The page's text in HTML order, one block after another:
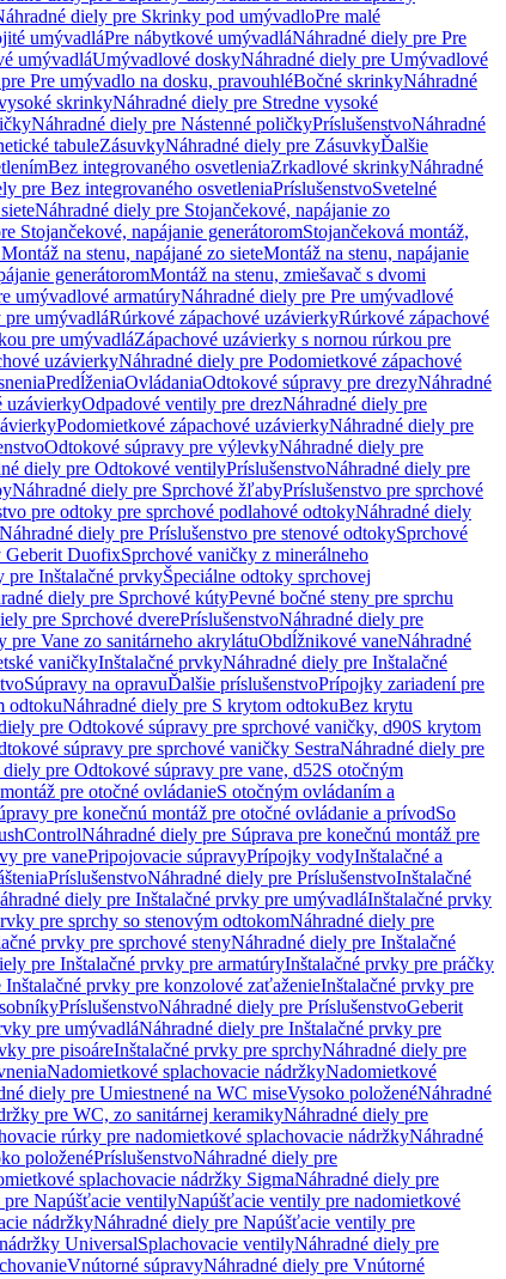
diely pre Skrinky pod umývadloPre malé
umývadláPre nábytkové umývadláNáhradné diely pre Pre
umývadláUmývadlové doskyNáhradné diely pre Umývadlové
Pre umývadlo na dosku, pravouhléBočné skrinkyNáhradné
skrinkyNáhradné diely pre Stredne vysoké
Náhradné diely pre Nástenné poličkyPríslušenstvoNáhradné
tabuleZásuvkyNáhradné diely pre ZásuvkyĎalšie
Bez integrovaného osvetleniaZrkadlové skrinkyNáhradné
pre Bez integrovaného osvetleniaPríslušenstvoSvetelné
Náhradné diely pre Stojančekové, napájanie zo
Stojančekové, napájanie generátoromStojančeková montáž,
na stenu, napájané zo sieteMontáž na stenu, napájanie
generátoromMontáž na stenu, zmiešavač s dvomi
umývadlové armatúryNáhradné diely pre Pre umývadlové
umývadláRúrkové zápachové uzávierkyRúrkové zápachové
pre umývadláZápachové uzávierky s nornou rúrkou pre
uzávierkyNáhradné diely pre Podomietkové zápachové
PredĺženiaOvládaniaOdtokové súpravy pre drezyNáhradné
uzávierkyOdpadové ventily pre drezNáhradné diely pre
Podomietkové zápachové uzávierkyNáhradné diely pre
Odtokové súpravy pre výlevkyNáhradné diely pre
diely pre Odtokové ventilyPríslušenstvoNáhradné diely pre
Náhradné diely pre Sprchové žľabyPríslušenstvo pre sprchové
pre odtoky pre sprchové podlahové odtokyNáhradné diely
Náhradné diely pre Príslušenstvo pre stenové odtokySprchové
Geberit DuofixSprchové vaničky z minerálneho
pre Inštalačné prvkyŠpeciálne odtoky sprchovej
diely pre Sprchové kútyPevné bočné steny pre sprchu
pre Sprchové dverePríslušenstvoNáhradné diely pre
pre Vane zo sanitárneho akrylátuObdĺžnikové vaneNáhradné
vaničkyInštalačné prvkyNáhradné diely pre Inštalačné
Súpravy na opravuĎalšie príslušenstvoPrípojky zariadení pre
odtokuNáhradné diely pre S krytom odtokuBez krytu
pre Odtokové súpravy pre sprchové vaničky, d90S krytom
súpravy pre sprchové vaničky SestraNáhradné diely pre
pre Odtokové súpravy pre vane, d52S otočným
pre otočné ovládanieS otočným ovládaním a
pre konečnú montáž pre otočné ovládanie a prívodSo
Náhradné diely pre Súprava pre konečnú montáž pre
pre vanePripojovacie súpravyPrípojky vodyInštalačné a
PríslušenstvoNáhradné diely pre PríslušenstvoInštalačné
diely pre Inštalačné prvky pre umývadláInštalačné prvky
pre sprchy so stenovým odtokomNáhradné diely pre
prvky pre sprchové stenyNáhradné diely pre Inštalačné
pre Inštalačné prvky pre armatúryInštalačné prvky pre práčky
prvky pre konzolové zaťaženieInštalačné prvky pre
PríslušenstvoNáhradné diely pre PríslušenstvoGeberit
pre umývadláNáhradné diely pre Inštalačné prvky pre
pre pisoáreInštalačné prvky pre sprchyNáhradné diely pre
Nadomietkové splachovacie nádržkyNadomietkové
diely pre Umiestnené na WC miseVysoko položenéNáhradné
pre WC, zo sanitárnej keramikyNáhradné diely pre
rúrky pre nadomietkové splachovacie nádržkyNáhradné
položenéPríslušenstvoNáhradné diely pre
splachovacie nádržky SigmaNáhradné diely pre
Napúšťacie ventilyNapúšťacie ventily pre nadomietkové
nádržkyNáhradné diely pre Napúšťacie ventily pre
UniversalSplachovacie ventilyNáhradné diely pre
Vnútorné súpravyNáhradné diely pre Vnútorné